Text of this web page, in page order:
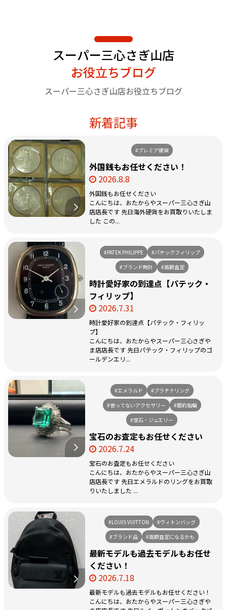
スーパー三心さぎ山店
お役立ちブログ
スーパー三心さぎ山店お役立ちブログ
新着記事
#プレミア硬貨
外国銭もお任せください！
2026.8.8
外国銭もお任せください
こんにちは、おたからやスーパー三心さぎ山
店店長です 先日海外硬貨をお買取りいたしま
した この...
#PATEK PHILIPPE
#パテックフィリップ
#ブランド時計
#高額査定
時計愛好家の到達点【パテック・
フィリップ】
2026.7.31
時計愛好家の到達点【パテック・フィリッ
プ】
こんにちは、おたからやスーパー三心さぎや
ま店店長です 先日パテック・フィリップのゴ
ールデンエリ...
#エメラルド
#プラチナリング
#使ってないアクセサリー
#婚約指輪
#宝石・ジュエリー
宝石のお査定もお任せください
2026.7.24
宝石のお査定もお任せください
こんにちは、おたからやスーパー三心さぎ山
店店長です 先日エメラルドのリングをお買取
りいたしました ...
#LOUIS VUITTON
#ヴィトンバッグ
#ブランド品
#高額査定になるかも
最新モデルも過去モデルもお任せ
ください！
2026.7.18
最新モデルも過去モデルもお任せください！
こんにちは、おたからやスーパー三心さぎや